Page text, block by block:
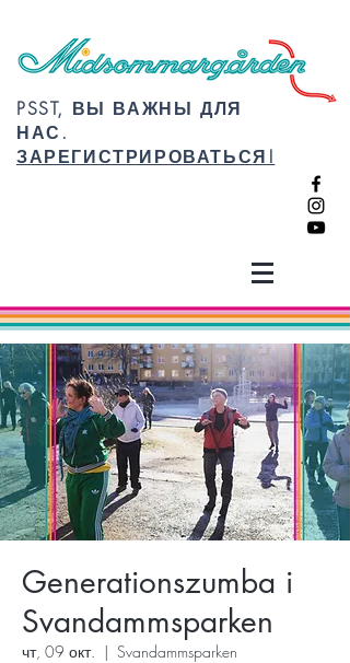
PSST, ВЫ ВАЖНЫ ДЛЯ
НАС.
ЗАРЕГИСТРИРОВАТЬСЯ!
Generationszumba i
Svandammsparken
чт, 09 окт.
  |
Svandammsparken